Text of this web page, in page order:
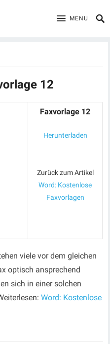
MENU
12
Faxvorlage 12
Herunterladen
Zurück zum Artikel
Word: Kostenlose
Faxvorlagen
viele vor dem gleichen
optisch ansprechend
sich in einer solchen
Word: Kostenlose